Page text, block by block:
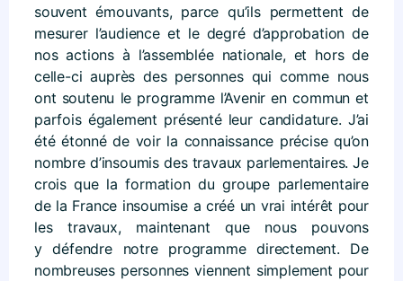
souvent émouvants, parce qu’ils permettent de
mesurer l’audience et le degré d’approbation de
nos actions à l’assemblée nationale, et hors de
celle-ci auprès des personnes qui comme nous
ont soutenu le programme l’Avenir en commun et
parfois également présenté leur candidature. J’ai
été étonné de voir la connaissance précise qu’on
nombre d’insoumis des travaux parlementaires. Je
crois que la formation du groupe parlementaire
de la France insoumise a créé un vrai intérêt pour
les travaux, maintenant que nous pouvons
y défendre notre programme directement. De
nombreuses personnes viennent simplement pour